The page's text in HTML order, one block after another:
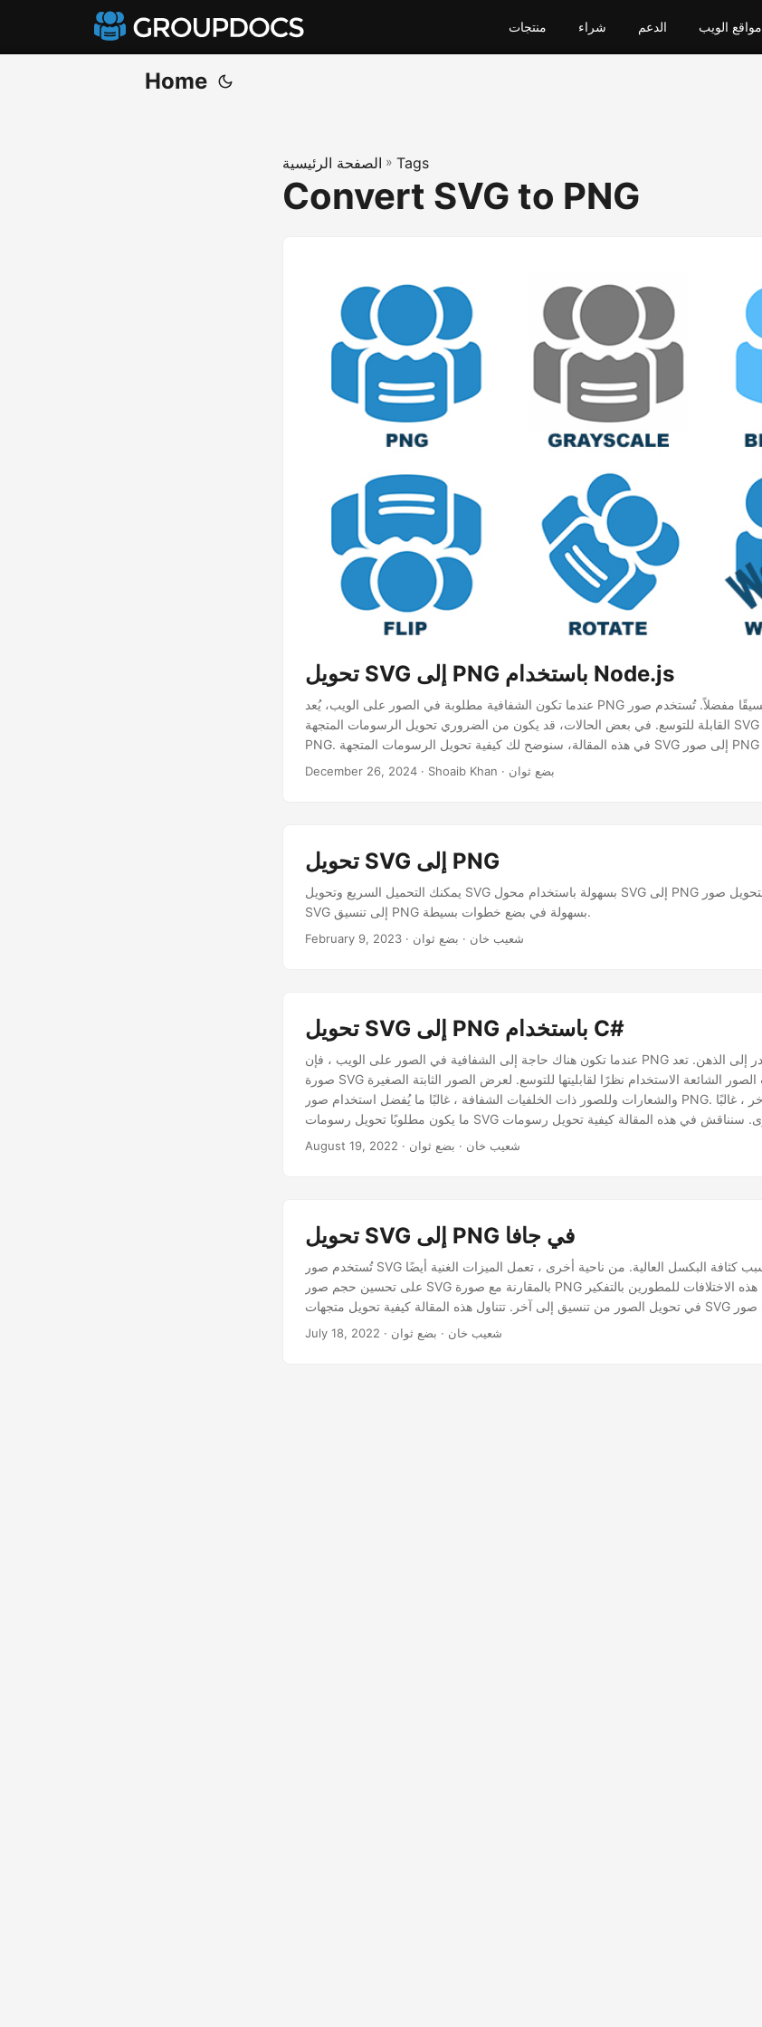
منتجات شراء الدعم مواقع الويب
Home
الصفحة الرئيسية » Tags
Convert SVG to PNG
تحويل SVG إلى PNG باستخدام Node.js
عندما تكون الشفافية مطلوبة في الصور على الويب، يُعد PNG تنسيقًا مفضلاً. تُستخدم صور SVG عادةً للرسومات
القابلة للتوسع. في بعض الحالات، قد يكون من الضروري تحويل الرسومات المتجهة SVG إلى تنسيقات أخرى مثل
December 26, 2024 · Shoaib Khan · بضع ثوان
تحويل SVG إلى PNG
يمكنك التحميل السريع وتحويل SVG بسهولة باستخدام محول SVG إلى PNG المجاني عبر الإنترنت. قم بتحويل صور
SVG إلى تنسيق PNG بسهولة في بضع خطوات بسيطة.
February 9, 2023 · شعيب خان · بضع ثوان
تحويل SVG إلى PNG باستخدام C#
عندما تكون هناك حاجة إلى الشفافية في الصور على الويب ، فإن PNG هي أحد التنسيقات التي تتبادر إلى الذهن. تعد
صورة SVG أيضًا واحدة من تنسيقات الصور الشائعة الاستخدام نظرًا لقابليتها للتوسع. لعرض الصور الثابتة الصغيرة
والشعارات وللصور ذات الخلفيات الشفافة ، غالبًا ما يُفضل استخدام صور PNG. نظرًا للتوافق أو لأي سبب آخر ، غالبًا
ما يكون مطلوبًا تحويل رسومات SVG المتجهة إلى تنسيقات أخرى. سنناقش في هذه المقالة كيفية تحويل رسومات
August 19, 2022 · شعيب خان · بضع ثوان
تحويل SVG إلى PNG في جافا
تُستخدم صور SVG بشكل أساسي على الويب بسبب كثافة البكسل العالية. من ناحية أخرى ، تعمل الميزات الغنية أيضًا
على تحسين حجم صور SVG بالمقارنة مع صورة PNG التي لها نفس الأبعاد. تسمح هذه الاختلافات للمطورين بالتفكير
July 18, 2022 · شعيب خان · بضع ثوان